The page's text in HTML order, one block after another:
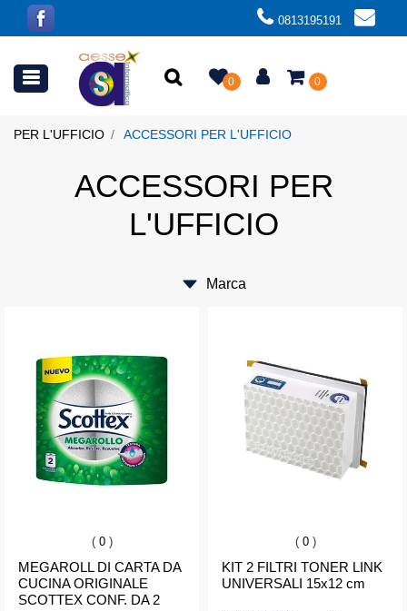
0813195191
Open menu 0 0
PER L'UFFICIO ACCESSORI PER L'UFFICIO
ACCESSORI PER
L'UFFICIO
( 0 )
MEGAROLL DI CARTA DA
CUCINA ORIGINALE
SCOTTEX CONF. DA 2
( 0 )
KIT 2 FILTRI TONER LINK
UNIVERSALI 15x12 cm